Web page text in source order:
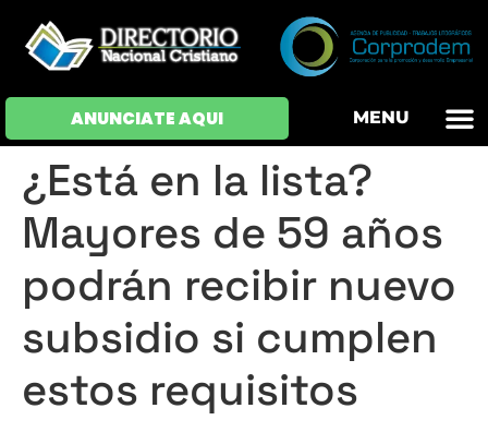
ANUNCIATE AQUI MENU
¿Está en la lista?
Mayores de 59 años
podrán recibir nuevo
subsidio si cumplen
estos requisitos